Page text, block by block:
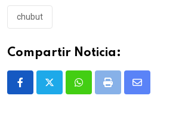
chubut
Compartir Noticia:
WhatsappPrint
Share